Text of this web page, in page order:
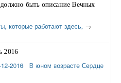
быть описание Вечных
которые работают здесь, →
2016
2016 В юном возрасте Сердце